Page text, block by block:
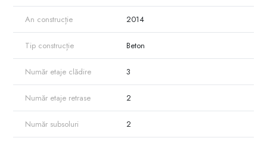
An construcție 2014
Tip construcție Beton
Număr etaje clădire 3
Număr etaje retrase 2
Număr subsoluri 2